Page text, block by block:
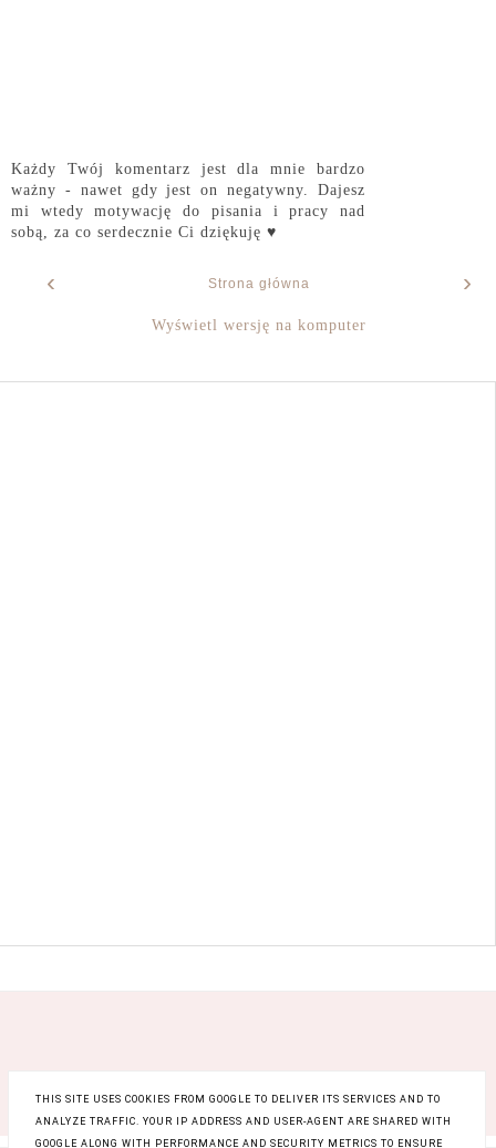
Każdy Twój komentarz jest dla mnie bardzo
ważny - nawet gdy jest on negatywny. Dajesz
mi wtedy motywację do pisania i pracy nad
sobą, za co serdecznie Ci dziękuję ♥
‹ ›
Strona główna
Wyświetl wersję na komputer
THIS SITE USES COOKIES FROM GOOGLE TO DELIVER ITS SERVICES AND TO
ANALYZE TRAFFIC. YOUR IP ADDRESS AND USER-AGENT ARE SHARED WITH
GOOGLE ALONG WITH PERFORMANCE AND SECURITY METRICS TO ENSURE